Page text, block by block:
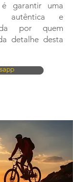
garantir uma
autêntica e
por quem
detalhe desta